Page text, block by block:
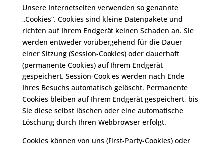
Unsere Internetseiten verwenden so genannte
„Cookies“. Cookies sind kleine Datenpakete und
richten auf Ihrem Endgerät keinen Schaden an. Sie
werden entweder vorübergehend für die Dauer
einer Sitzung (Session-Cookies) oder dauerhaft
(permanente Cookies) auf Ihrem Endgerät
gespeichert. Session-Cookies werden nach Ende
Ihres Besuchs automatisch gelöscht. Permanente
Cookies bleiben auf Ihrem Endgerät gespeichert, bis
Sie diese selbst löschen oder eine automatische
Löschung durch Ihren Webbrowser erfolgt.
Cookies können von uns (First-Party-Cookies) oder